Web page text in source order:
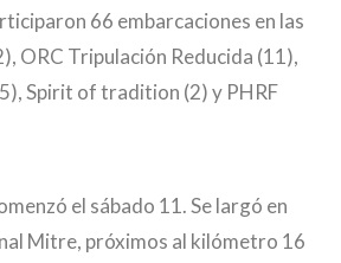
66 embarcaciones en las
ORC Tripulación Reducida (11),
Spirit of tradition (2) y PHRF
el sábado 11. Se largó en
Mitre, próximos al kilómetro 16